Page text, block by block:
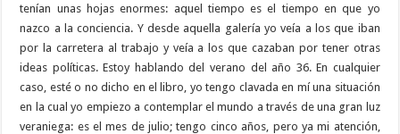
tenían unas hojas enormes: aquel tiempo es el tiempo en que yo
nazco a la conciencia. Y desde aquella galería yo veía a los que iban
por la carretera al trabajo y veía a los que cazaban por tener otras
ideas políticas. Estoy hablando del verano del año 36. En cualquier
caso, esté o no dicho en el libro, yo tengo clavada en mí una situación
en la cual yo empiezo a contemplar el mundo a través de una gran luz
veraniega: es el mes de julio; tengo cinco años, pero ya mi atención,